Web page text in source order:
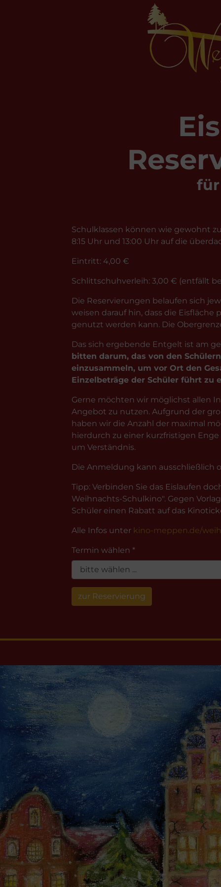
Schulklassen können wie gewohnt
8:15 Uhr und 13:00 Uhr auf die
Eintritt: 4,00 €
Schlittschuhverleih: 3,00 € (entfällt
Die Reservierungen belaufen sich
weisen darauf hin, dass die Eisfläche
genutzt werden kann. Die
Das sich ergebende Entgelt ist am
bitten darum, das von den
einzusammeln, um vor Ort den
Einzelbeträge der Schüler führt zu
Gerne möchten wir möglichst allen
Angebot zu nutzen. Aufgrund der
haben wir die Anzahl der maximal
hierdurch zu einer kurzfristigen
um Verständnis.
Die Anmeldung kann ausschließlich
Tipp: Verbinden Sie das Eislaufen
Weihnachts-Schulkino". Gegen
Schüler einen Rabatt auf das
Alle Infos unter kino-meppen.de/
Termin wählen *
zur Reservierung